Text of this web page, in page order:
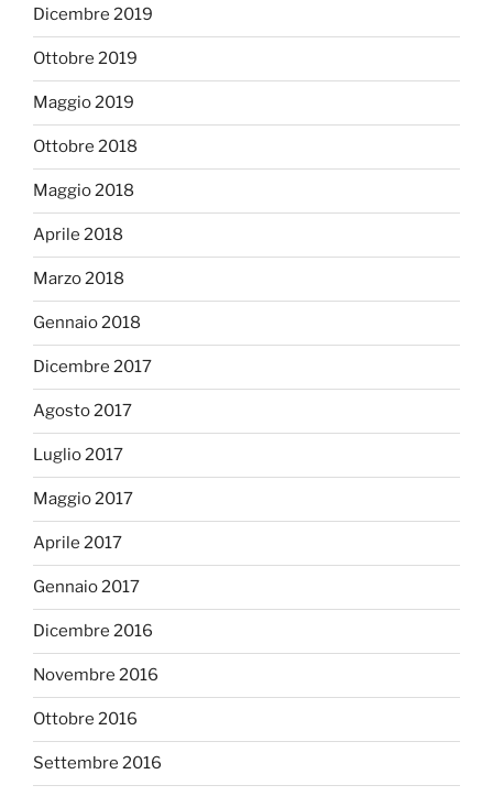
Dicembre 2019
Ottobre 2019
Maggio 2019
Ottobre 2018
Maggio 2018
Aprile 2018
Marzo 2018
Gennaio 2018
Dicembre 2017
Agosto 2017
Luglio 2017
Maggio 2017
Aprile 2017
Gennaio 2017
Dicembre 2016
Novembre 2016
Ottobre 2016
Settembre 2016